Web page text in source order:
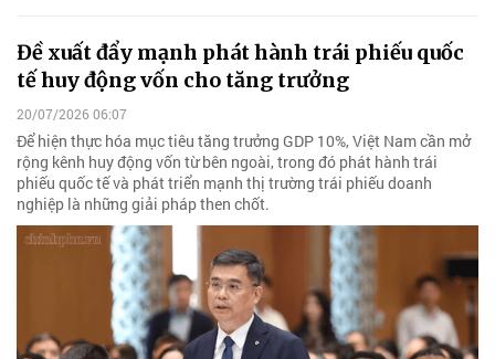
Đề xuất đẩy mạnh phát hành trái phiếu quốc
tế huy động vốn cho tăng trưởng
20/07/2026 06:07
Để hiện thực hóa mục tiêu tăng trưởng GDP 10%, Việt Nam cần mở
rộng kênh huy động vốn từ bên ngoài, trong đó phát hành trái
phiếu quốc tế và phát triển mạnh thị trường trái phiếu doanh
nghiệp là những giải pháp then chốt.